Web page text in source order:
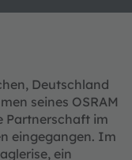
Deutschland
seines OSRAM
Partnerschaft im
eingegangen. Im
ein